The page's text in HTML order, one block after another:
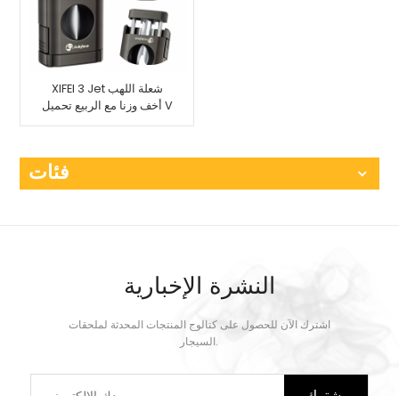
XIFEI 3 Jet شعلة اللهب
أخف وزنا مع الربيع تحميل V
القاطع
فئات
النشرة الإخبارية
اشترك الآن للحصول على كتالوج المنتجات المحدثة لملحقات
السيجار.